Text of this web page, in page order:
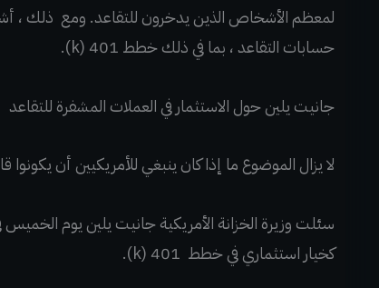
لمعظم الأشخاص الذين يدخرون للتقاعد. ومع ذلك ،
حسابات التقاعد ، بما في ذلك خطط 401 (k).
جانيت يلين حول الاستثمار في العملات المشفرة للتقاعد
لا يزال الموضوع ما إذا كان ينبغي للأمريكيين أن
سئلت وزيرة الخزانة الأمريكية جانيت يلين يوم
كخيار استثماري في خطط 401 (k).